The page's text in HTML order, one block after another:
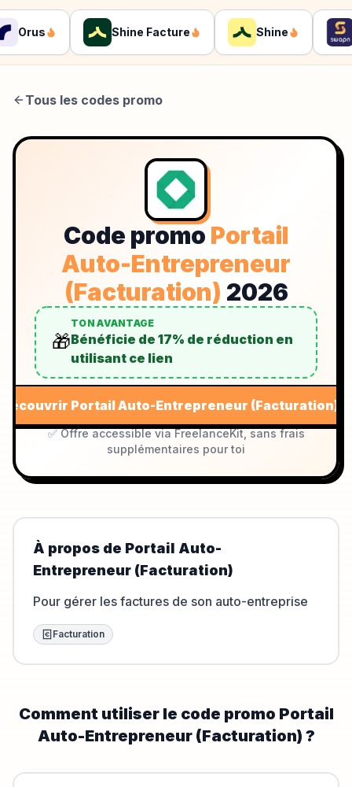
Orus Shine Facture Shine
Tous les codes promo
Code promo Portail
Auto-Entrepreneur
(Facturation) 2026
🎁
TON AVANTAGE
Bénéficie de 17% de réduction en
utilisant ce lien
Découvrir Portail Auto-Entrepreneur (Facturation)
✅ Offre accessible via FreelanceKit, sans frais
supplémentaires pour toi
À propos de Portail Auto-
Entrepreneur (Facturation)
Pour gérer les factures de son auto-entreprise
Facturation
Comment utiliser le code promo Portail
Auto-Entrepreneur (Facturation) ?